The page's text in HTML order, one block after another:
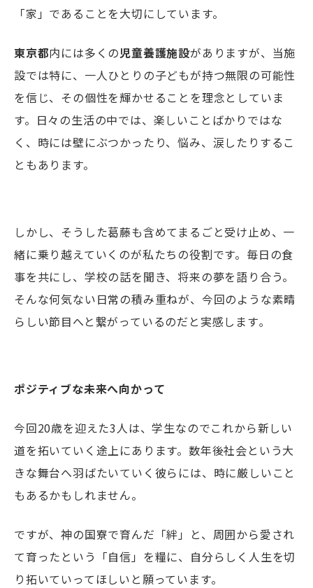
「家」であることを大切にしています。
東京都内には多くの児童養護施設がありますが、当施
設では特に、一人ひとりの子どもが持つ無限の可能性
を信じ、その個性を輝かせることを理念としていま
す。日々の生活の中では、楽しいことばかりではな
く、時には壁にぶつかったり、悩み、涙したりするこ
ともあります。
しかし、そうした葛藤も含めてまるごと受け止め、一
緒に乗り越えていくのが私たちの役割です。毎日の食
事を共にし、学校の話を聞き、将来の夢を語り合う。
そんな何気ない日常の積み重ねが、今回のような素晴
らしい節目へと繋がっているのだと実感します｡
ポジティブな未来へ向かって
今回20歳を迎えた3人は、学生なのでこれから新しい
道を拓いていく途上にあります。数年後社会という大
きな舞台へ羽ばたいていく彼らには、時に厳しいこと
もあるかもしれません。
ですが、神の国寮で育んだ「絆」と、周囲から愛され
て育ったという「自信」を糧に、自分らしく人生を切
り拓いていってほしいと願っています。